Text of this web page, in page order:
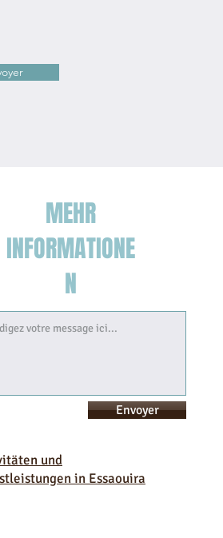
MEHR
INFORMATIONE
N
Envoyer
und
in Essaouira